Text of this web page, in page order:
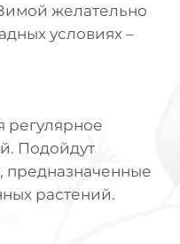
желательно
условиях –
регулярное
Подойдут
растений.